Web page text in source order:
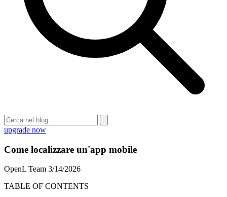
upgrade now
Come localizzare un'app mobile
OpenL Team 3/14/2026
TABLE OF CONTENTS